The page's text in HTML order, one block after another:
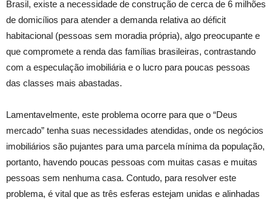
Brasil, existe a necessidade de construção de cerca de 6 milhões
de domicílios para atender a demanda relativa ao déficit
habitacional (pessoas sem moradia própria), algo preocupante e
que compromete a renda das famílias brasileiras, contrastando
com a especulação imobiliária e o lucro para poucas pessoas
das classes mais abastadas.
Lamentavelmente, este problema ocorre para que o “Deus
mercado” tenha suas necessidades atendidas, onde os negócios
imobiliários são pujantes para uma parcela mínima da população,
portanto, havendo poucas pessoas com muitas casas e muitas
pessoas sem nenhuma casa. Contudo, para resolver este
problema, é vital que as três esferas estejam unidas e alinhadas